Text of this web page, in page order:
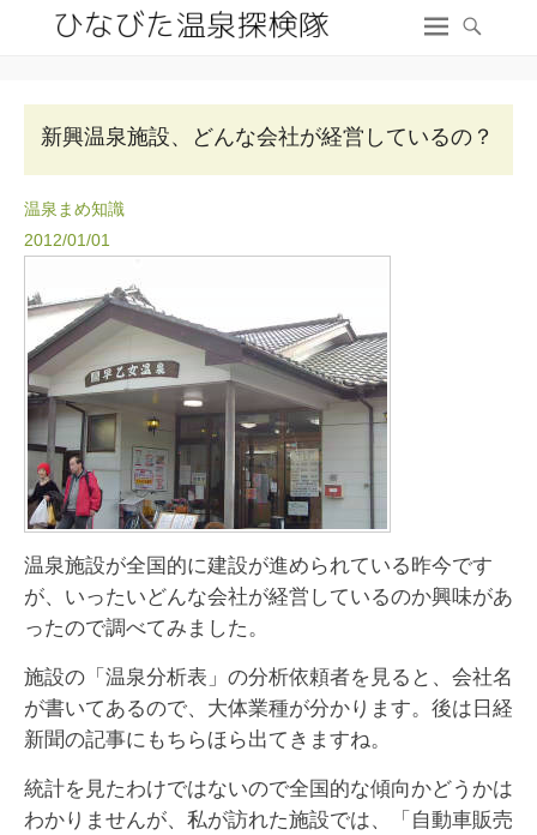
新興温泉施設、どんな会社が経営しているの？
温泉まめ知識
2012/01/01
温泉施設が全国的に建設が進められている昨今です
が、いったいどんな会社が経営しているのか興味があ
ったので調べてみました。
施設の「温泉分析表」の分析依頼者を見ると、会社名
が書いてあるので、大体業種が分かります。後は日経
新聞の記事にもちらほら出てきますね。
統計を見たわけではないので全国的な傾向かどうかは
わかりませんが、私が訪れた施設では、「自動車販売